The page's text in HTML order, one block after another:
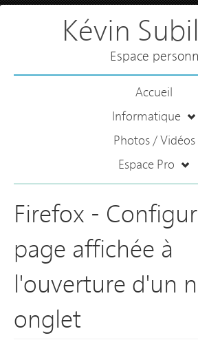
Kévin
Espace
Accueil
Informatique
Photos / Vidéos
Espace Pro
Firefox -
page affichée à
l'ouverture d'un
onglet